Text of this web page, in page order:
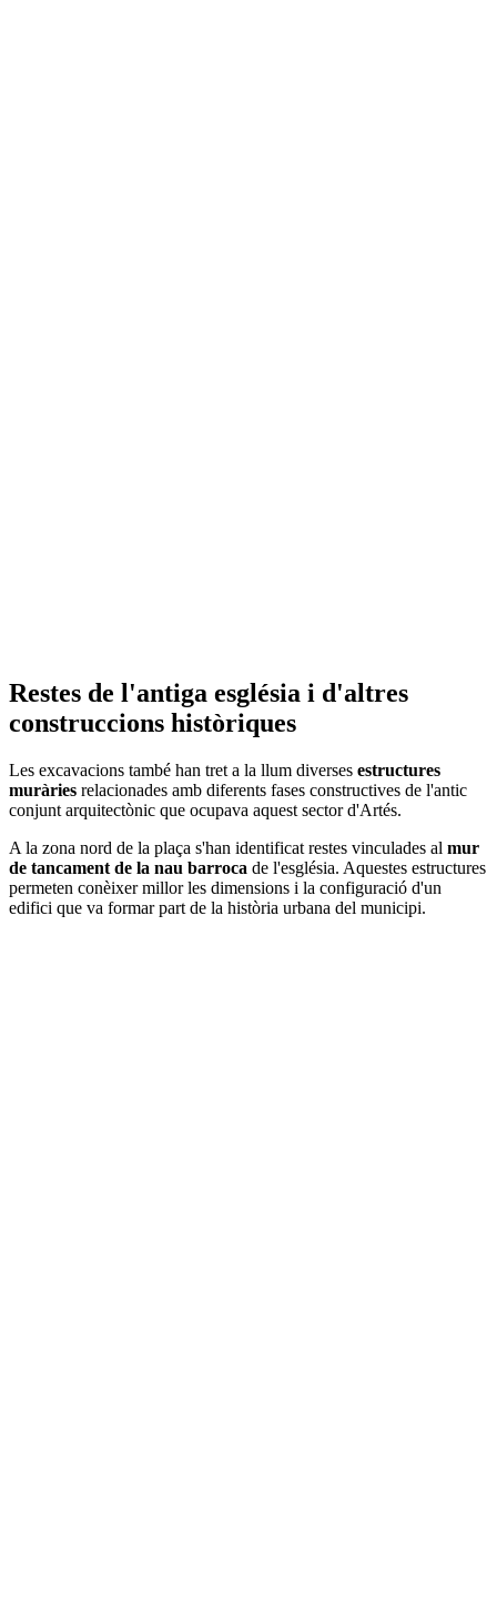
Restes de l'antiga església i d'altres
construccions històriques
Les excavacions també han tret a la llum diverses estructures
muràries relacionades amb diferents fases constructives de l'antic
conjunt arquitectònic que ocupava aquest sector d'Artés.
A la zona nord de la plaça s'han identificat restes vinculades al mur
de tancament de la nau barroca de l'església. Aquestes estructures
permeten conèixer millor les dimensions i la configuració d'un
edifici que va formar part de la història urbana del municipi.